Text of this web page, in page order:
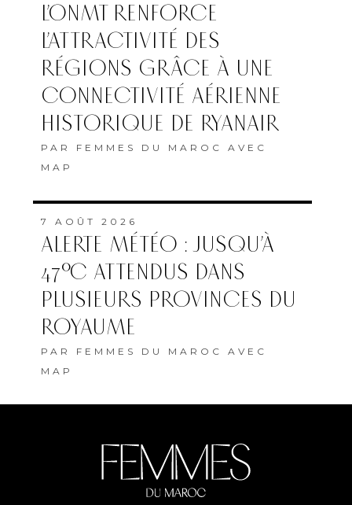
L’ONMT RENFORCE
L’ATTRACTIVITÉ DES
RÉGIONS GRÂCE À UNE
CONNECTIVITÉ AÉRIENNE
HISTORIQUE DE RYANAIR
PAR FEMMES DU MAROC AVEC
MAP
7 AOÛT 2026
ALERTE MÉTÉO : JUSQU’À
47°C ATTENDUS DANS
PLUSIEURS PROVINCES DU
ROYAUME
PAR FEMMES DU MAROC AVEC
MAP